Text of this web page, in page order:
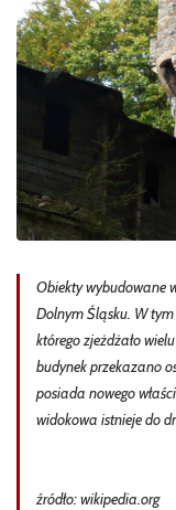
Obiekty wybudowane
Dolnym Śląsku. W
którego zjeżdżało
budynek przekazano
posiada nowego
widokowa istnieje do
źródło: wikipedia.org